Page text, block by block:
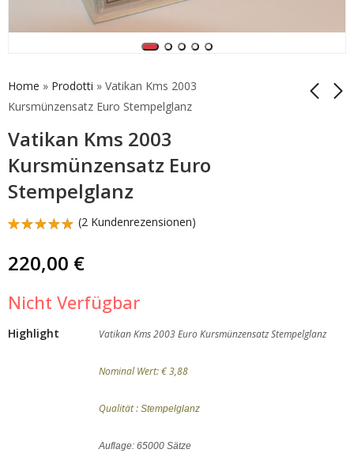
Home » Prodotti » Vatikan Kms 2003
Kursmünzensatz Euro Stempelglanz
Vatikan Kms 2003
Kursmünzensatz Euro
Stempelglanz
mit5.00
von 5,
basierend
Kundenbewertungen
(2 Kundenrezensionen)
220,00 €
Nicht Verfügbar
Highlight Vatikan Kms 2003 Euro Kursmünzensatz Stempelglanz
Nominal Wert: € 3,88
Qualität : Stempelglanz
Auflage: 65000 Sätze